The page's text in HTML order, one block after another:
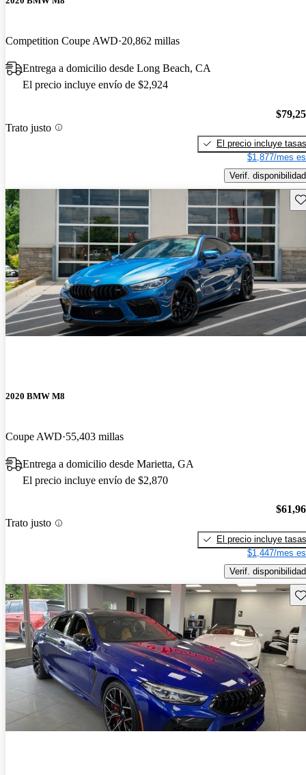
Competition Coupe AWD 20,862 millas
Entrega a domicilio desde Long Beach, CA
El precio incluye envío de $2,924
Trato justo
El precio incluye tasas
$1,877/mes
Verif. disponibilidad
2020 BMW M8
Coupe AWD 55,403 millas
Entrega a domicilio desde Marietta, GA
El precio incluye envío de $2,870
Trato justo
El precio incluye tasas
$1,447/mes
Verif. disponibilidad